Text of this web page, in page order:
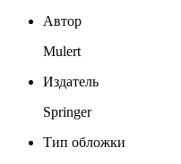
Автор
Mulert
Издатель
Springer
Тип обложки